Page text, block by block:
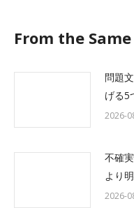
From the
問題
げる5
2026-
不確
より
2026-